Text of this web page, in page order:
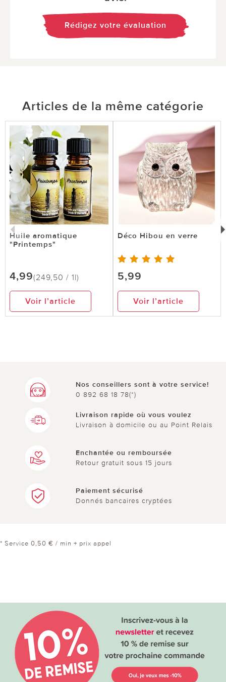
Rédigez votre évaluation
Articles de la même catégorie
Huile aromatique
"Printemps"
4,99(249,50 / 1l)
Voir l’article
Déco Hibou en verre
5,99
Voir l’article
Nos conseillers sont à votre service!
0 892 68 18 78(*)
Livraison rapide où vous voulez
Livraison à domicile ou au Point Relais
Enchantée ou remboursée
Retour gratuit sous 15 jours
Paiement sécurisé
Donnés bancaires cryptées
* Service 0,50 € / min + prix appel